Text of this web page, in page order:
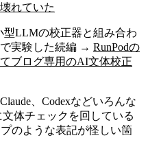
れていた
型LLMの校正器と組み合わ
実験した続編 → RunPodの
ブログ専用のAI文体校正
、Codexなどいろんな
体チェックを回している
のような表記が怪しい箇